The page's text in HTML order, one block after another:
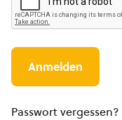
Passwort vergessen?